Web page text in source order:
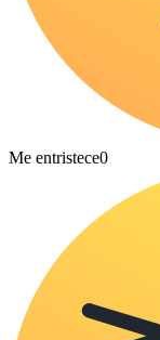
Me entristece0